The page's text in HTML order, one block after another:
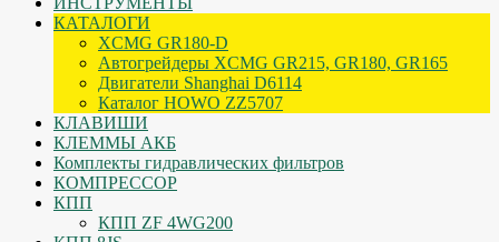
КАТАЛОГИ
XCMG GR180-D
Автогрейдеры XCMG GR215, GR180, GR165
Двигатели Shanghai D6114
Каталог HOWO ZZ5707
КЛАВИШИ
КЛЕММЫ АКБ
Комплекты гидравлических фильтров
КОМПРЕССОР
КПП
КПП ZF 4WG200